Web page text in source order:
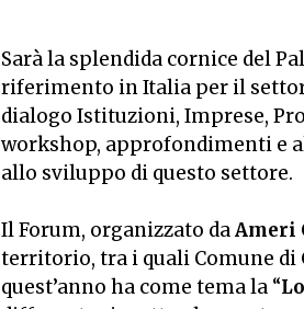
Sarà la splendida cornice del
riferimento in Italia per il
dialogo Istituzioni, Imprese,
workshop, approfondimenti e
allo sviluppo di questo settore.
Il Forum, organizzato daAmeri
territorio, tra i quali Comune di
quest’anno ha come tema la “